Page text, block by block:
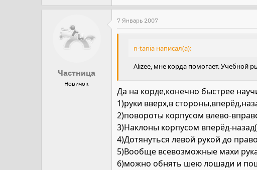
Частница
Новичок
7 Январь 2007
n-tania написал(а):
Alizee, мне корда помогает. Учебной
Да на корде,конечно быстрее
1)руки вверх,в
2)повороты корпусом влево-
3)Наклоны корпусом вперёд-
4)Дотянуться левой рукой до
5)Вообще всевозможные махи
6)можно обнять шею лошади и